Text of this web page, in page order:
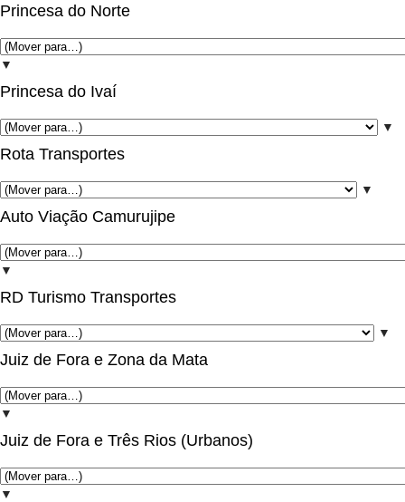
Princesa do Norte
▼
Princesa do Ivaí
▼
Rota Transportes
▼
Auto Viação Camurujipe
▼
RD Turismo Transportes
▼
Juiz de Fora e Zona da Mata
▼
Juiz de Fora e Três Rios (Urbanos)
▼